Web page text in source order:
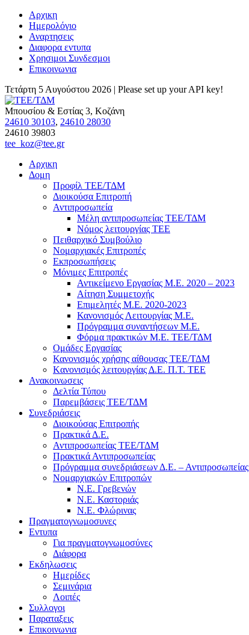
Αρχικη
Ημερολόγιο
Αναρτησεις
Διαφορα εντυπα
Χρησιμοι Συνδεσμοι
Επικοινωνια
Τετάρτη 5 Αυγούστου 2026 | Please set up your API key!
Μπουσίου & Εστίας 3, Κοζάνη
24610 30103, 24610 28030
24610 39803
tee_koz@tee.gr
Αρχικη
Δομη
Προφίλ ΤΕΕ/ΤΔΜ
Διοικούσα Επιτροπή
Αντιπροσωπεία
Μέλη αντιπροσωπείας ΤΕΕ/ΤΔΜ
Νόμος λειτουργίας ΤΕΕ
Πειθαρχικό Συμβούλιο
Νομαρχιακές Επιτροπές
Εκπροσωπήσεις
Μόνιμες Επιτροπές
Αντικείμενο Εργασίας Μ.Ε. 2020 – 2023
Αίτηση Συμμετοχής
Επιμελητές Μ.Ε. 2020-2023
Κανονισμός Λειτουργίας Μ.Ε.
Πρόγραμμα συναντήσεων M.E.
Φόρμα πρακτικών Μ.Ε. ΤΕΕ/ΤΔΜ
Ομάδες Εργασίας
Κανονισμός χρήσης αίθουσας ΤΕΕ/ΤΔΜ
Kανονισμός λειτουργίας Δ.Ε. Π.Τ. ΤΕΕ
Ανακοινωσεις
Δελτία Τύπου
Παρεμβάσεις ΤΕΕ/ΤΔΜ
Συνεδριάσεις
Διοικούσας Επιτροπής
Πρακτικά Δ.Ε.
Αντιπροσωπείας ΤΕΕ/ΤΔΜ
Πρακτικά Αντιπροσωπείας
Πρόγραμμα συνεδριάσεων Δ.Ε. – Αντιπροσωπείας
Νομαρχιακών Επιτροπών
Ν.Ε. Γρεβενών
Ν.Ε. Καστοριάς
Ν.Ε. Φλώρινας
Πραγματογνωμοσυνες
Εντυπα
Για πραγματογνωμοσύνες
Διάφορα
Εκδηλωσεις
Ημερίδες
Σεμινάρια
Λοιπές
Συλλογοι
Παραταξεις
Επικοινωνια